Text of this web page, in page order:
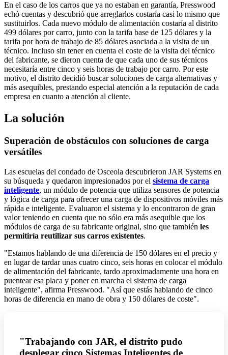
En el caso de los carros que ya no estaban en garantía, Presswood
echó cuentas y descubrió que arreglarlos costaría casi lo mismo que
sustituirlos. Cada nuevo módulo de alimentación costaría al distrito
499 dólares por carro, junto con la tarifa base de 125 dólares y la
tarifa por hora de trabajo de 85 dólares asociada a la visita de un
técnico. Incluso sin tener en cuenta el coste de la visita del técnico
del fabricante, se dieron cuenta de que cada uno de sus técnicos
necesitaría entre cinco y seis horas de trabajo por carro. Por este
motivo, el distrito decidió buscar soluciones de carga alternativas y
más asequibles, prestando especial atención a la reputación de cada
empresa en cuanto a atención al cliente.
La solución
Superación de obstáculos con soluciones de carga
versátiles
Las escuelas del condado de Osceola descubrieron JAR Systems en
su búsqueda y quedaron impresionados por el sistema de carga
inteligente, un módulo de potencia que utiliza sensores de potencia
y lógica de carga para ofrecer una carga de dispositivos móviles más
rápida e inteligente. Evaluaron el sistema y lo encontraron de gran
valor teniendo en cuenta que no sólo era más asequible que los
módulos de carga de su fabricante original, sino que también les
permitiría reutilizar sus carros existentes.
"Estamos hablando de una diferencia de 150 dólares en el precio y
en lugar de tardar unas cuatro cinco, seis horas en colocar el módulo
de alimentación del fabricante, tardo aproximadamente una hora en
puentear esa placa y poner en marcha el sistema de carga
inteligente", afirma Presswood. "Así que estás hablando de cinco
horas de diferencia en mano de obra y 150 dólares de coste".
"Trabajando con JAR, el distrito pudo